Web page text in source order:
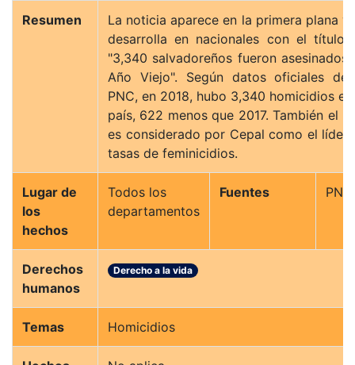
Resumen
La noticia aparece en la primera plana y
desarrolla en nacionales con el título
"3,340 salvadoreños fueron asesinados
Año Viejo". Según datos oficiales de
PNC, en 2018, hubo 3,340 homicidios
país, 622 menos que 2017. También el país
es considerado por Cepal como el líder
tasas de feminicidios.
Lugar de
los
hechos
Todos los
departamentos
Fuentes PNC
Derechos
humanos
Derecho a la vida
Temas Homicidios